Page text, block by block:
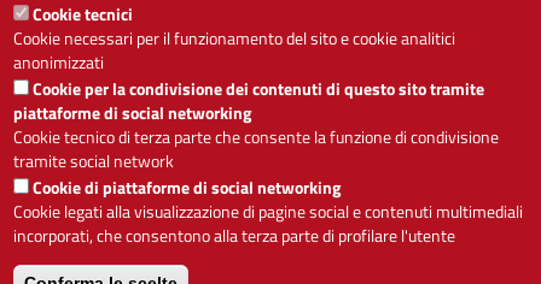
ACCESSIBILITÀ
- A +
Alto contrasto
Cookie tecnici
Cookie necessari per il funzionamento del sito e cookie analitici
anonimizzati
Cookie per la condivisione dei contenuti di questo sito tramite
piattaforme di social networking
Cookie tecnico di terza parte che consente la funzione di condivisione
tramite social network
Cookie di piattaforme di social networking
Cookie legati alla visualizzazione di pagine social e contenuti multimediali
incorporati, che consentono alla terza parte di profilare l'utente